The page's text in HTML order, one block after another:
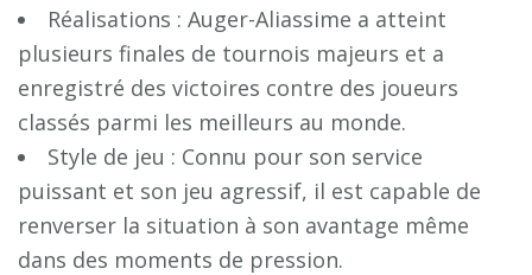
Réalisations : Auger-Aliassime a atteint
plusieurs finales de tournois majeurs et a
enregistré des victoires contre des joueurs
classés parmi les meilleurs au monde.
Style de jeu : Connu pour son service
puissant et son jeu agressif, il est capable de
renverser la situation à son avantage même
dans des moments de pression.